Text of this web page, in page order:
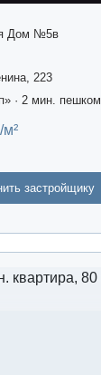
Дом №5в
223
· 2 мин. пешком
м²
застройщику